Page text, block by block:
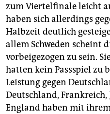
zum Viertelfinale leicht
haben sich allerdings
Halbzeit deutlich
allem Schweden scheint
vorbeigezogen zu sein.
hatten kein Passspiel zu
Leistung gegen
Deutschland, Frankreich,
England haben mit